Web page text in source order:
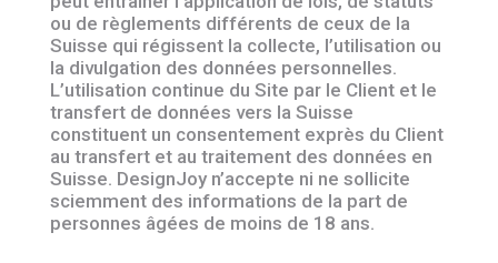
ou de règlements différents de ceux de la
Suisse qui régissent la collecte, l’utilisation ou
la divulgation des données personnelles.
L’utilisation continue du Site par le Client et le
transfert de données vers la Suisse
constituent un consentement exprès du Client
au transfert et au traitement des données en
Suisse. DesignJoy n’accepte ni ne sollicite
sciemment des informations de la part de
personnes âgées de moins de 18 ans.